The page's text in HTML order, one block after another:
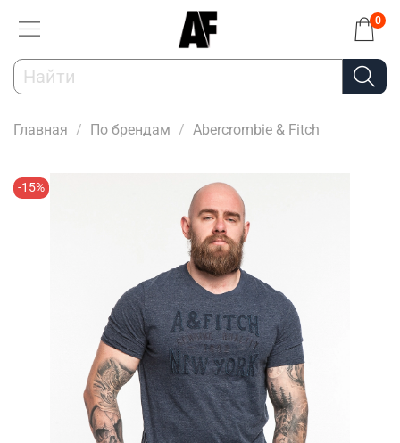
0
Главная По брендам Abercrombie & Fitch
-15%